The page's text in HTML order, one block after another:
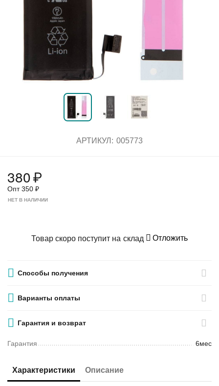
АРТИКУЛ: 005773
380₽
Опт350 ₽
НЕТ В НАЛИЧИИ
Товар скоро поступит на склад Отложить
Способы получения
Варианты оплаты
Гарантия и возврат
Гарантия 6мес
Характеристики Описание